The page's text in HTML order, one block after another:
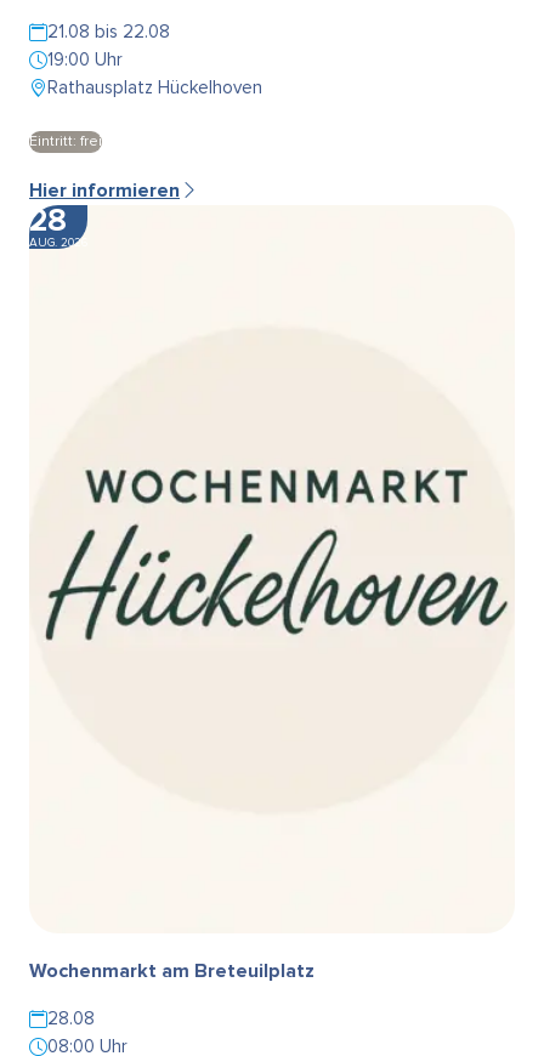
21.08 bis 22.08
19:00 Uhr
Rathausplatz Hückelhoven
Eintritt: frei
Hier informieren
28
AUG. 2026
Wochenmarkt am Breteuilplatz
28.08
08:00 Uhr